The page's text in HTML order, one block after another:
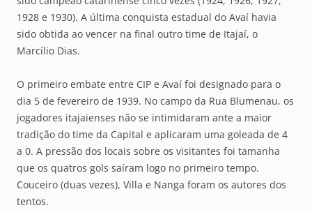
1928 e 1930). A última conquista estadual do Avaí havia
sido obtida ao vencer na final outro time de Itajaí, o
Marcílio Dias.
O primeiro embate entre CIP e Avaí foi designado para o
dia 5 de fevereiro de 1939. No campo da Rua Blumenau, os
jogadores itajaienses não se intimidaram ante a maior
tradição do time da Capital e aplicaram uma goleada de 4
a 0. A pressão dos locais sobre os visitantes foi tamanha
que os quatros gols saíram logo no primeiro tempo.
Couceiro (duas vezes), Villa e Nanga foram os autores dos
tentos.